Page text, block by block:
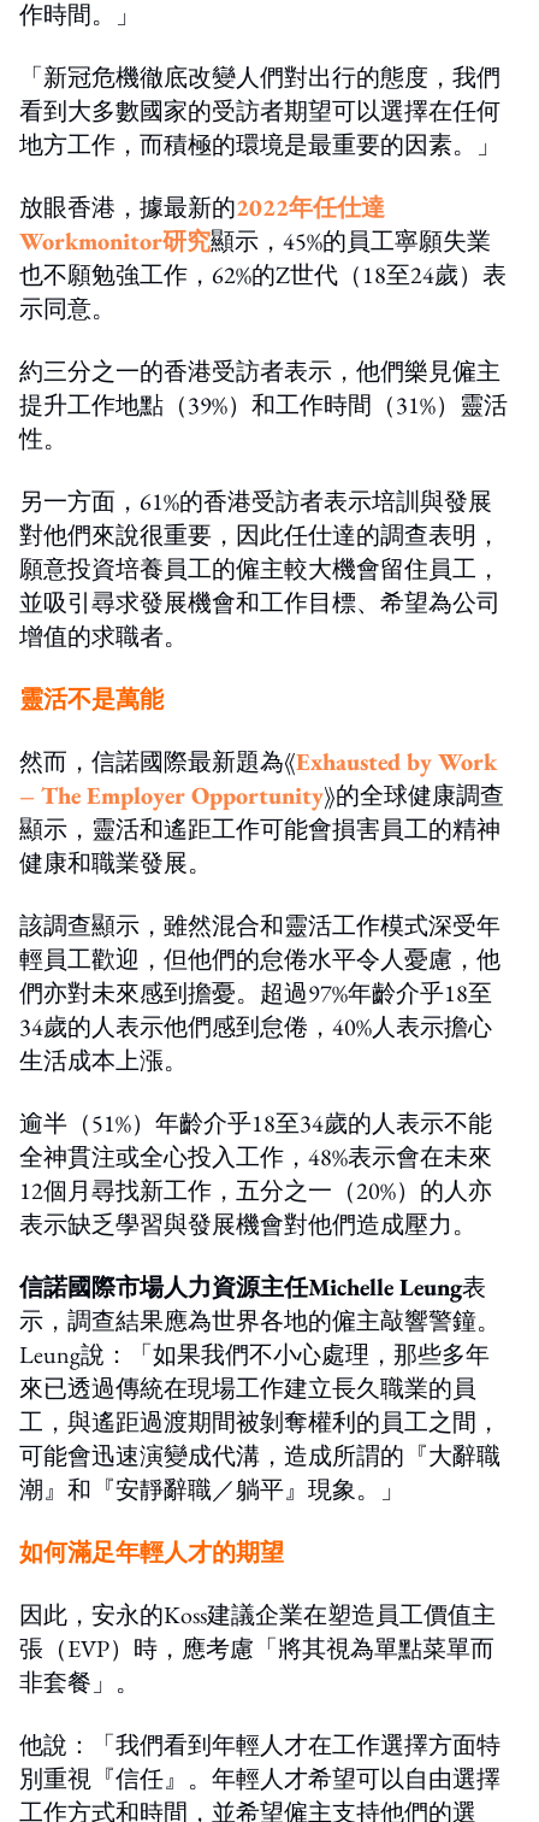
作時間。」
「新冠危機徹底改變人們對出行的態度，我們
看到大多數國家的受訪者期望可以選擇在任何
地方工作，而積極的環境是最重要的因素。」
放眼香港，據最新的2022年任仕達
Workmonitor研究顯示，45%的員工寧願失業
也不願勉強工作，62%的Z世代（18至24歲）表
示同意。
約三分之一的香港受訪者表示，他們樂見僱主
提升工作地點（39%）和工作時間（31%）靈活
性。
另一方面，61%的香港受訪者表示培訓與發展
對他們來說很重要，因此任仕達的調查表明，
願意投資培養員工的僱主較大機會留住員工，
並吸引尋求發展機會和工作目標、希望為公司
增值的求職者。
靈活不是萬能
然而，信諾國際最新題為《Exhausted by Work
– The Employer Opportunity》的全球健康調查
顯示，靈活和遙距工作可能會損害員工的精神
健康和職業發展。
該調查顯示，雖然混合和靈活工作模式深受年
輕員工歡迎，但他們的怠倦水平令人憂慮，他
們亦對未來感到擔憂。超過97%年齡介乎18至
34歲的人表示他們感到怠倦，40%人表示擔心
生活成本上漲。
逾半（51%）年齡介乎18至34歲的人表示不能
全神貫注或全心投入工作，48%表示會在未來
12個月尋找新工作，五分之一（20%）的人亦
表示缺乏學習與發展機會對他們造成壓力。
信諾國際市場人力資源主任Michelle Leung表
示，調查結果應為世界各地的僱主敲響警鐘。
Leung說：「如果我們不小心處理，那些多年
來已透過傳統在現場工作建立長久職業的員
工，與遙距過渡期間被剝奪權利的員工之間，
可能會迅速演變成代溝，造成所謂的『大辭職
潮』和『安靜辭職／躺平』現象。」
如何滿足年輕人才的期望
因此，安永的Koss建議企業在塑造員工價值主
張（EVP）時，應考慮「將其視為單點菜單而
非套餐」。
他說：「我們看到年輕人才在工作選擇方面特
別重視『信任』。年輕人才希望可以自由選擇
工作方式和時間，並希望僱主支持他們的選